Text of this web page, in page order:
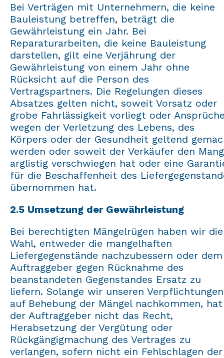
Bei Verträgen mit Unternehmern, die keine
Bauleistung betreffen, beträgt die
Gewährleistung ein Jahr. Bei
Reparaturarbeiten, die keine Bauleistung
darstellen, gilt eine Verjährung der
Gewährleistung von einem Jahr ohne
Rücksicht auf die Person des
Vertragspartners. Die Regelungen dieses
Absatzes gelten nicht, soweit Vorsatz oder
grobe Fahrlässigkeit vorliegt oder
wegen der Verletzung des Lebens, des
Körpers oder der Gesundheit geltend
werden oder soweit der Verkäufer den
arglistig verschwiegen hat oder eine
für die Beschaffenheit des
übernommen hat.
2.5 Umsetzung der Gewährleistung
Bei berechtigten Mängelrügen haben wir die
Wahl, entweder die mangelhaften
Liefergegenstände nachzubessern oder dem
Auftraggeber gegen Rücknahme des
beanstandeten Gegenstandes Ersatz zu
liefern. Solange wir unseren Verpflichtungen
auf Behebung der Mängel nachkommen, hat
der Auftraggeber nicht das Recht,
Herabsetzung der Vergütung oder
Rückgängigmachung des Vertrages zu
verlangen, sofern nicht ein Fehlschlagen der